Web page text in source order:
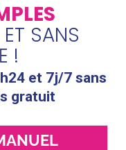
SANS
!
et 7j/7 sans
gratuit